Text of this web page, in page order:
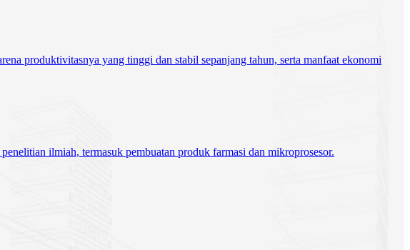
produktivitasnya yang tinggi dan stabil sepanjang tahun, serta manfaat ekonomi
ilmiah, termasuk pembuatan produk farmasi dan mikroprosesor.